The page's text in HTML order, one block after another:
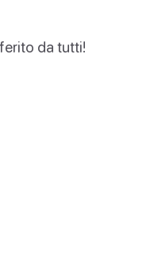
da tutti!